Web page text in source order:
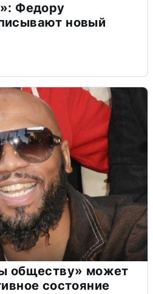
Федору
новый
обществу» может
состояние